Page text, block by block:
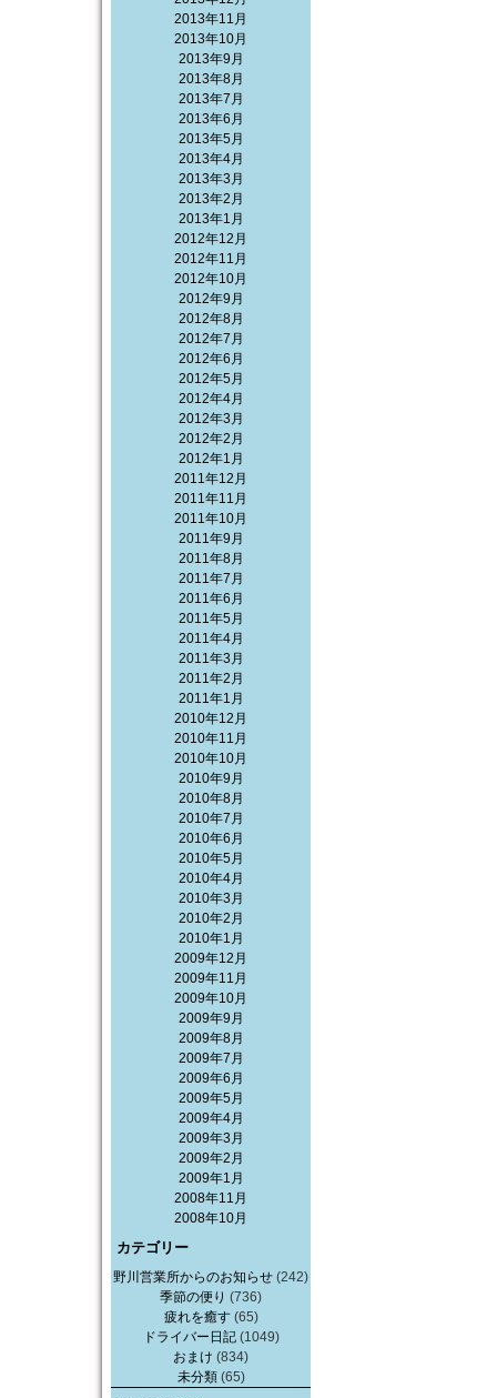
2013年11月
2013年10月
2013年9月
2013年8月
2013年7月
2013年6月
2013年5月
2013年4月
2013年3月
2013年2月
2013年1月
2012年12月
2012年11月
2012年10月
2012年9月
2012年8月
2012年7月
2012年6月
2012年5月
2012年4月
2012年3月
2012年2月
2012年1月
2011年12月
2011年11月
2011年10月
2011年9月
2011年8月
2011年7月
2011年6月
2011年5月
2011年4月
2011年3月
2011年2月
2011年1月
2010年12月
2010年11月
2010年10月
2010年9月
2010年8月
2010年7月
2010年6月
2010年5月
2010年4月
2010年3月
2010年2月
2010年1月
2009年12月
2009年11月
2009年10月
2009年9月
2009年8月
2009年7月
2009年6月
2009年5月
2009年4月
2009年3月
2009年2月
2009年1月
2008年11月
2008年10月
カテゴリー
野川営業所からのお知らせ (242)
季節の便り (736)
疲れを癒す(65)
ドライバー日記(1049)
おまけ (834)
未分類(65)